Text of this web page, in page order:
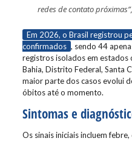
redes de contato
Em 2026, o Brasil registrou
confirmados , sendo 44
registros isolados em estados
Bahia, Distrito Federal, Santa
maior parte dos casos evolui
óbitos até o momento.
Sintomas e
Os sinais iniciais incluem